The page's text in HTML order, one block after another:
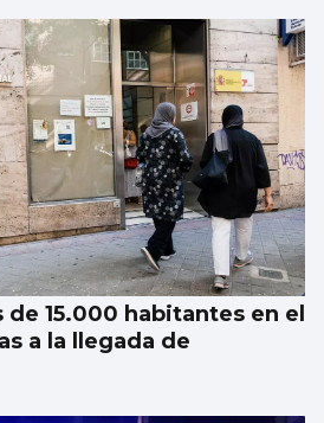
de 15.000 habitantes en el
a la llegada de